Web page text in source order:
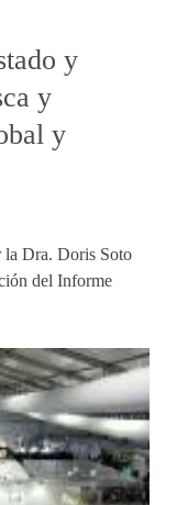
y
y
y
la Dra. Doris Soto
del Informe